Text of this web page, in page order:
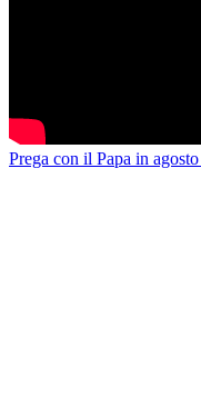
Prega con il Papa in